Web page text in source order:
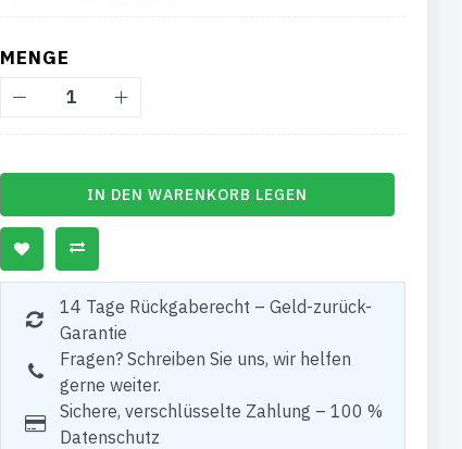
MENGE
IN DEN WARENKORB LEGEN
14 Tage Rückgaberecht – Geld-zurück-
Garantie
Fragen? Schreiben Sie uns, wir helfen
gerne weiter.
Sichere, verschlüsselte Zahlung – 100 %
Datenschutz